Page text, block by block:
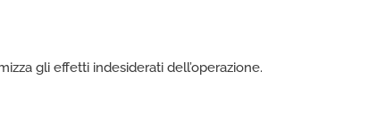
gli effetti indesiderati dell’operazione.